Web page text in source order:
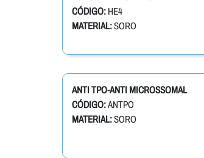
CÓDIGO: HE4
MATERIAL:SORO
ANTI TPO-ANTI MICROSSOMAL
CÓDIGO:ANTPO
MATERIAL:SORO